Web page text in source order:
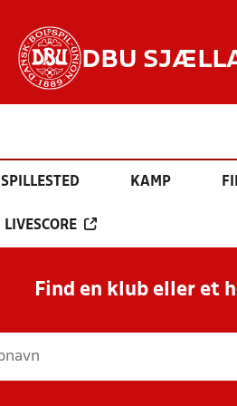
DBU
SPILLESTED KAMP
LIVESCORE
Find en klub eller et